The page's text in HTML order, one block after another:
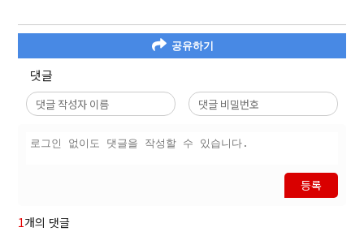
공유하기
댓글
등록
1개의 댓글